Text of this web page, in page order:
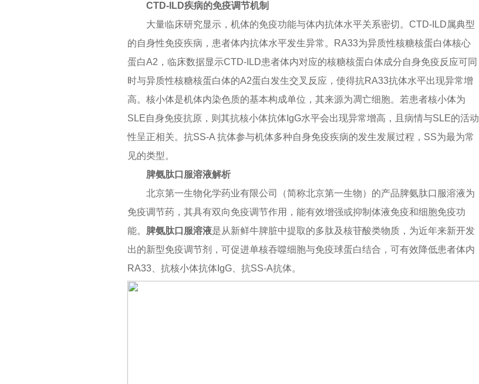
CTD-ILD疾病的免疫调节机制
大量临床研究显示，机体的免疫功能与体内抗体水平关系密切。CTD-ILD属典型
的自身性免疫疾病，患者体内抗体水平发生异常。RA33为异质性核糖核蛋白体核心
蛋白A2，临床数据显示CTD-ILD患者体内对应的核糖核蛋白体成分自身免疫反应可同
时与异质性核糖核蛋白体的A2蛋白发生交叉反应，使得抗RA33抗体水平出现异常增
高。核小体是机体内染色质的基本构成单位，其来源为凋亡细胞。若患者核小体为
SLE自身免疫抗原，则其抗核小体抗体IgG水平会出现异常增高，且病情与SLE的活动
性呈正相关。抗SS-A 抗体参与机体多种自身免疫疾病的发生发展过程，SS为最为常
见的类型。
脾氨肽口服溶液解析
北京第一生物化学药业有限公司（简称北京第一生物）的产品脾氨肽口服溶液为
免疫调节药，其具有双向免疫调节作用，能有效增强或抑制体液免疫和细胞免疫功
能。 脾氨肽口服溶液是从新鲜牛脾脏中提取的多肽及核苷酸类物质，为近年来新开发
出的新型免疫调节剂，可促进单核吞噬细胞与免疫球蛋白结合，可有效降低患者体内
RA33、抗核小体抗体IgG、抗SS-A抗体。